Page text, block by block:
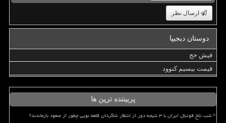
ارسال نظر
دوستان دیجیپا
فیش حج
قیمت بیسیم کنوود
پربیننده ترین ها
شب تلخ فوتبال ایران با ۳ نتیجه دور از انتظار شاگردان قلعه نویی چطور از صعود بازماندند؟